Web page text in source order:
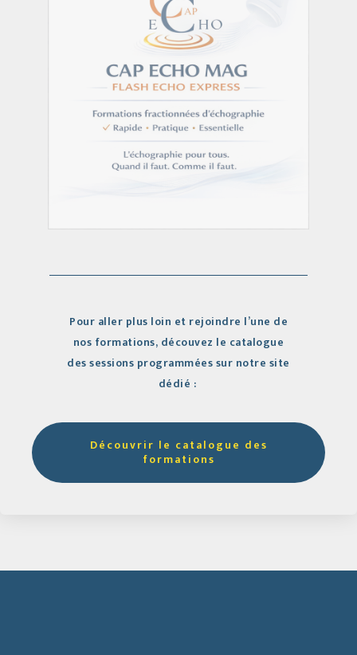
Pour aller plus loin et rejoindre l’une de
nos formations, découvez le catalogue
des sessions programmées sur notre site
dédié :
Découvrir le catalogue des
formations